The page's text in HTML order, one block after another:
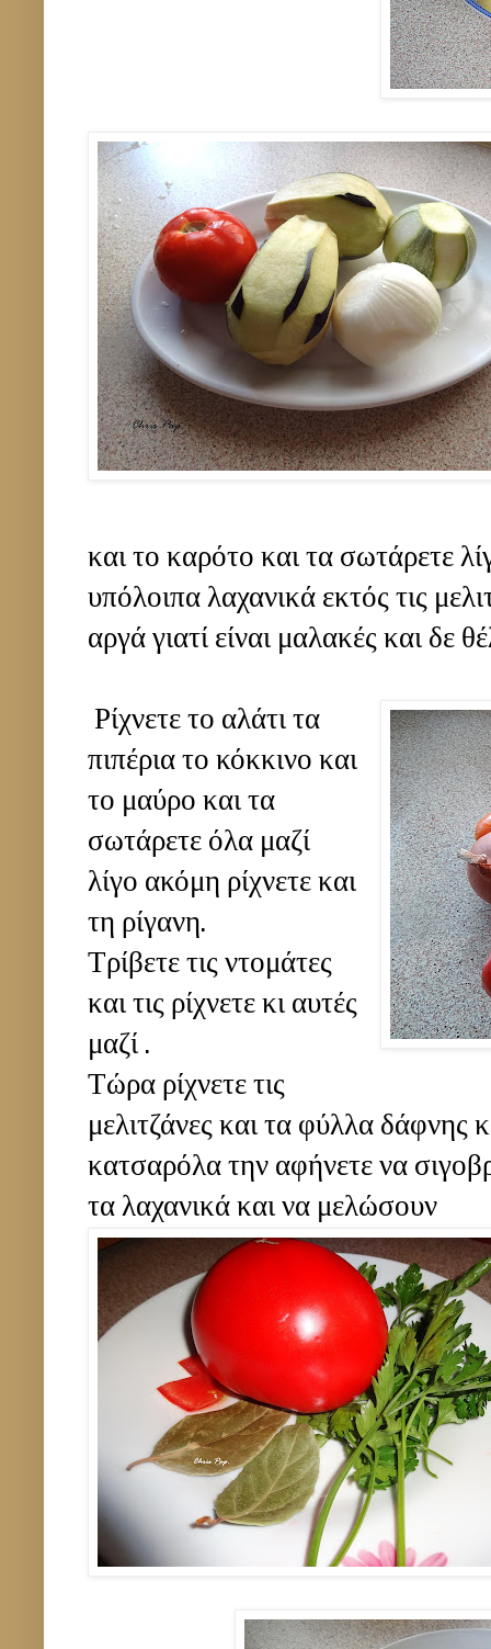
και το καρότο και τα σωτάρετε
υπόλοιπα λαχανικά εκτός τις
αργά γιατί είναι μαλακές και δε
Ρίχνετε το αλάτι τα
πιπέρια το κόκκινο και
το μαύρο και τα
σωτάρετε όλα μαζί
λίγο ακόμη ρίχνετε και
τη ρίγανη.
Τρίβετε τις ντομάτες
και τις ρίχνετε κι αυτές
μαζί .
Τώρα ρίχνετε τις
μελιτζάνες και τα φύλλα δάφνης
κατσαρόλα την αφήνετε να
τα λαχανικά και να μελώσουν